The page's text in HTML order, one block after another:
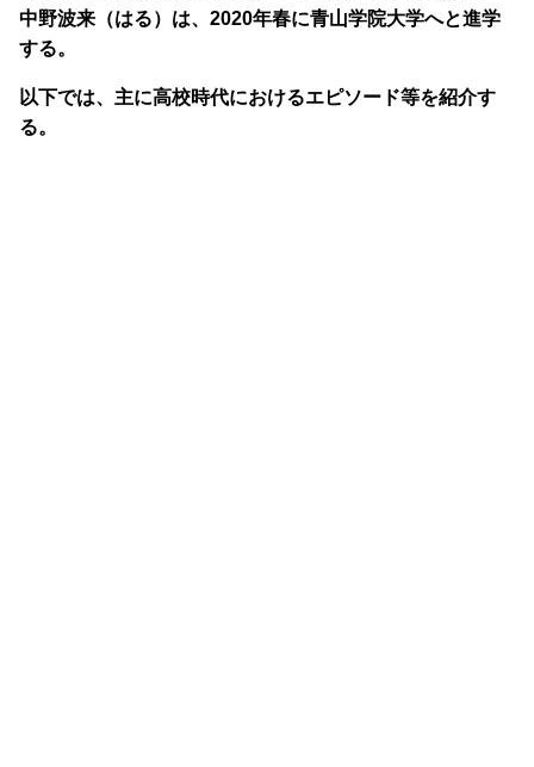
中野波来（はる）は、2020年春に青山学院大学へと進学
する。
以下では、主に高校時代におけるエピソード等を紹介す
る。